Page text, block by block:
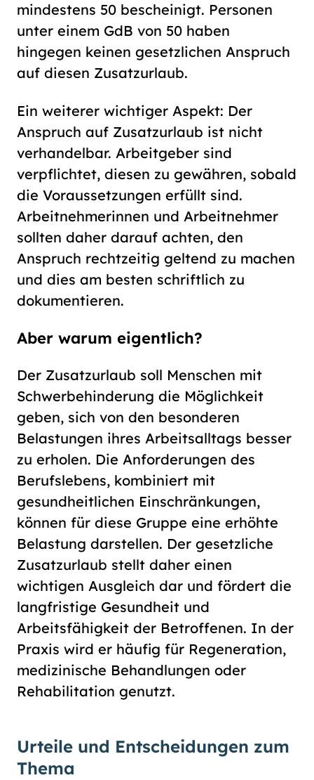
mindestens 50 bescheinigt. Personen
unter einem GdB von 50 haben
hingegen keinen gesetzlichen Anspruch
auf diesen Zusatzurlaub.
Ein weiterer wichtiger Aspekt: Der
Anspruch auf Zusatzurlaub ist nicht
verhandelbar. Arbeitgeber sind
verpflichtet, diesen zu gewähren, sobald
die Voraussetzungen erfüllt sind.
Arbeitnehmerinnen und Arbeitnehmer
sollten daher darauf achten, den
Anspruch rechtzeitig geltend zu machen
und dies am besten schriftlich zu
dokumentieren.
Aber warum eigentlich?
Der Zusatzurlaub soll Menschen mit
Schwerbehinderung die Möglichkeit
geben, sich von den besonderen
Belastungen ihres Arbeitsalltags besser
zu erholen. Die Anforderungen des
Berufslebens, kombiniert mit
gesundheitlichen Einschränkungen,
können für diese Gruppe eine erhöhte
Belastung darstellen. Der gesetzliche
Zusatzurlaub stellt daher einen
wichtigen Ausgleich dar und fördert die
langfristige Gesundheit und
Arbeitsfähigkeit der Betroffenen. In der
Praxis wird er häufig für Regeneration,
medizinische Behandlungen oder
Rehabilitation genutzt.
Urteile und Entscheidungen zum
Thema